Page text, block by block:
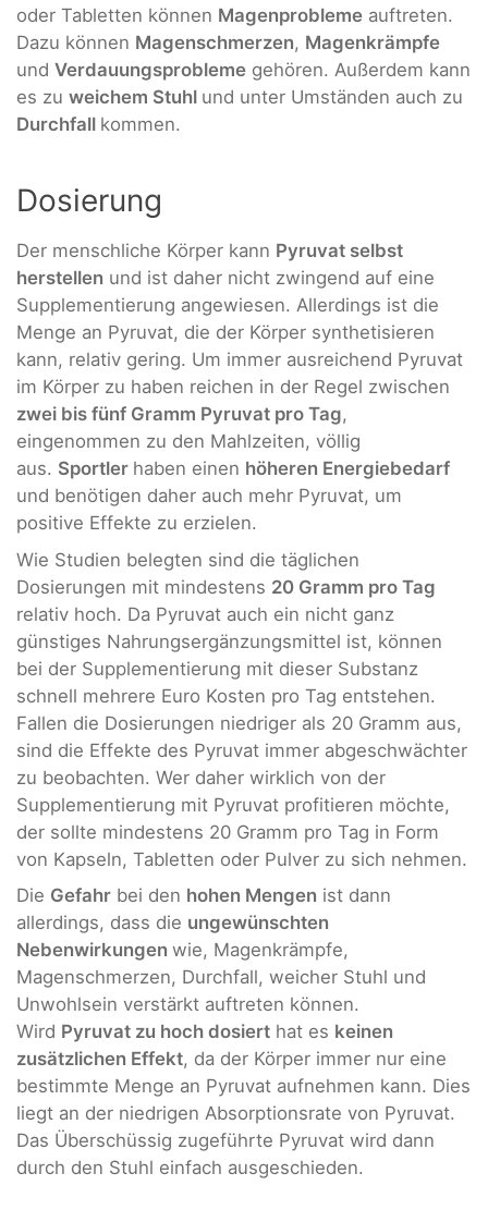
oder Tabletten können Magenprobleme auftreten.
Dazu können Magenschmerzen, Magenkrämpfe
und Verdauungsprobleme gehören. Außerdem kann
es zu weichem Stuhl und unter Umständen auch zu
Durchfall kommen.
Dosierung
Der menschliche Körper kann Pyruvat selbst
herstellen und ist daher nicht zwingend auf eine
Supplementierung angewiesen. Allerdings ist die
Menge an Pyruvat, die der Körper synthetisieren
kann, relativ gering. Um immer ausreichend Pyruvat
im Körper zu haben reichen in der Regel zwischen
zwei bis fünf Gramm Pyruvat pro Tag,
eingenommen zu den Mahlzeiten, völlig
aus. Sportler haben einen höheren Energiebedarf
und benötigen daher auch mehr Pyruvat, um
positive Effekte zu erzielen.
Wie Studien belegten sind die täglichen
Dosierungen mit mindestens 20 Gramm pro Tag
relativ hoch. Da Pyruvat auch ein nicht ganz
günstiges Nahrungsergänzungsmittel ist, können
bei der Supplementierung mit dieser Substanz
schnell mehrere Euro Kosten pro Tag entstehen.
Fallen die Dosierungen niedriger als 20 Gramm aus,
sind die Effekte des Pyruvat immer abgeschwächter
zu beobachten. Wer daher wirklich von der
Supplementierung mit Pyruvat profitieren möchte,
der sollte mindestens 20 Gramm pro Tag in Form
von Kapseln, Tabletten oder Pulver zu sich nehmen.
Die Gefahr bei den hohen Mengen ist dann
allerdings, dass die ungewünschten
Nebenwirkungen wie, Magenkrämpfe,
Magenschmerzen, Durchfall, weicher Stuhl und
Unwohlsein verstärkt auftreten können.
Wird Pyruvat zu hoch dosiert hat es keinen
zusätzlichen Effekt, da der Körper immer nur eine
bestimmte Menge an Pyruvat aufnehmen kann. Dies
liegt an der niedrigen Absorptionsrate von Pyruvat.
Das Überschüssig zugeführte Pyruvat wird dann
durch den Stuhl einfach ausgeschieden.